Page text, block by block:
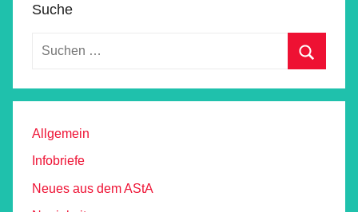
Suche
Allgemein
Infobriefe
Neues aus dem AStA